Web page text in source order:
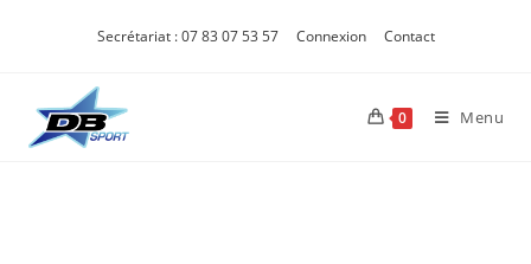
Secrétariat : 07 83 07 53 57 Connexion Contact
0 Menu